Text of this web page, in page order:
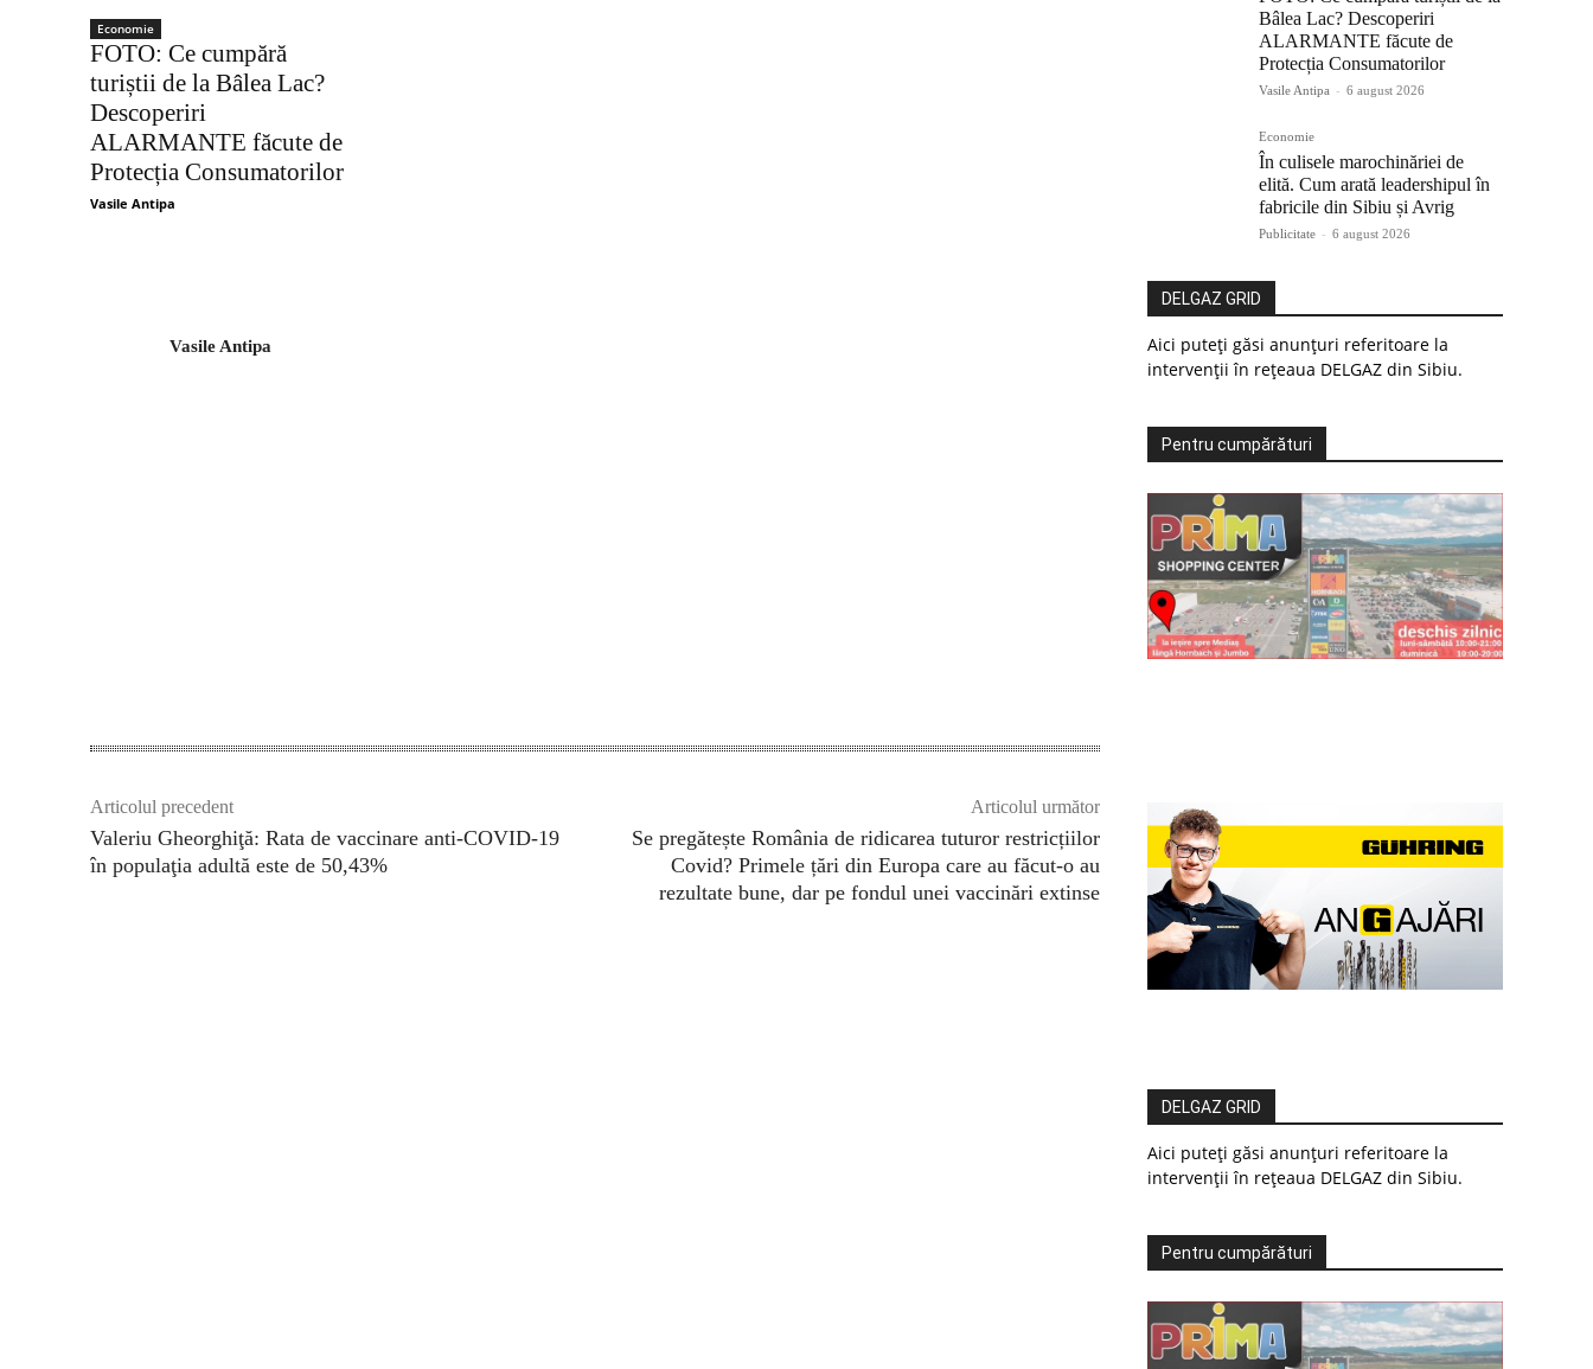
Economie
FOTO: Ce cumpără
turiștii de la Bâlea Lac?
Descoperiri
ALARMANTE făcute de
Protecția Consumatorilor
Vasile Antipa
Vasile Antipa
Bâlea Lac? Descoperiri
ALARMANTE făcute de
Protecția Consumatorilor
Vasile Antipa - 6 august 2026
Economie
În culisele marochinăriei de
elită. Cum arată leadershipul în
fabricile din Sibiu și Avrig
Publicitate - 6 august 2026
DELGAZ GRID
Aici puteți găsi anunțuri referitoare la
intervenții în rețeaua DELGAZ din Sibiu.
Pentru cumpărături
Articolul precedent
Valeriu Gheorghiţă: Rata de vaccinare anti-COVID-19
în populaţia adultă este de 50,43%
Articolul următor
Se pregătește România de ridicarea tuturor restricțiilor
Covid? Primele țări din Europa care au făcut-o au
rezultate bune, dar pe fondul unei vaccinări extinse
DELGAZ GRID
Aici puteți găsi anunțuri referitoare la
intervenții în rețeaua DELGAZ din Sibiu.
Pentru cumpărături